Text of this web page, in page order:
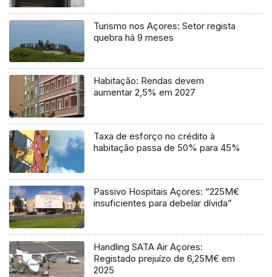
Turismo nos Açores: Setor regista
quebra há 9 meses
Habitação: Rendas devem
aumentar 2,5% em 2027
Taxa de esforço no crédito à
habitação passa de 50% para 45%
Passivo Hospitais Açores: “225M€
insuficientes para debelar dívida”
Handling SATA Air Açores:
Registado prejuízo de 6,25M€ em
2025